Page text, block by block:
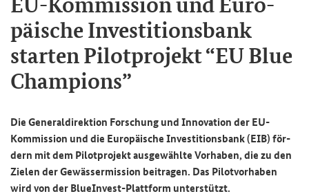
päi­sche In­ves­ti­ti­ons­bank
star­ten Pi­lot­pro­jekt “EU Blue
Cham­pions”
Die Ge­ne­ral­di­rek­ti­on For­schung und In­no­va­ti­on der EU-​
Kommission und die Eu­ro­päi­sche In­ves­ti­ti­ons­bank (EIB) för­
dern mit dem Pi­lot­pro­jekt aus­ge­wähl­te Vor­ha­ben, die zu den
Zie­len der Ge­wäs­ser­mis­si­on bei­tra­gen. Das Pi­lot­vor­ha­ben
wird von derBlueInvest-​Plattform un­ter­stützt.